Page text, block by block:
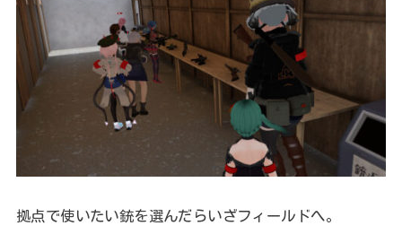
拠点で使いたい銃を選んだらいざフィールドへ。